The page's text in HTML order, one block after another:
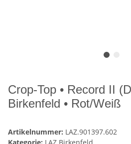
Crop-Top • Record II
Birkenfeld • Rot/Weiß
Artikelnummer: LAZ.901397.602